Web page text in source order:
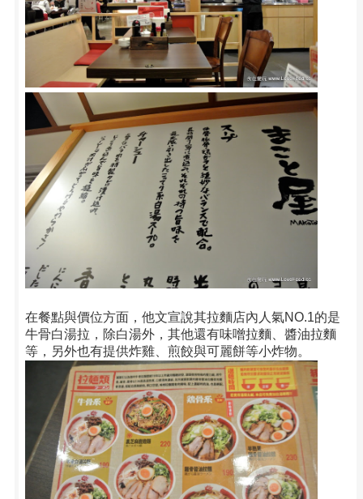
在餐點與價位方面，他文宣說其拉麵店內人氣NO.1的是
牛骨白湯拉，除白湯外，其他還有味噌拉麵、醬油拉麵
等，另外也有提供炸雞、煎餃與可麗餅等小炸物。